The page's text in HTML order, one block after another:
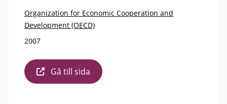
Organization for Economic Cooperation and
Development (OECD)
2007
Gå till sida